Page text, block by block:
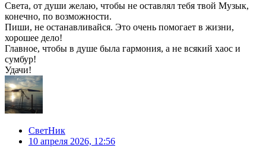
Света, от души желаю, чтобы не оставлял тебя твой Музык,
конечно, по возможности.
Пиши, не останавливайся. Это очень помогает в жизни,
хорошее дело!
Главное, чтобы в душе была гармония, а не всякий хаос и
сумбур!
Удачи!
СветНик
10 апреля 2026, 12:56